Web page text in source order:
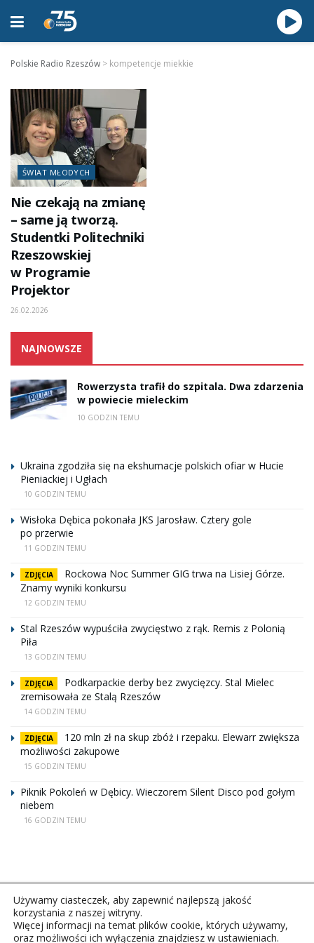
Polskie Radio Rzeszów > kompetencje miekkie
ŚWIAT MŁODYCH
Nie czekają na zmianę
– same ją tworzą.
Studentki Politechniki
Rzeszowskiej
w Programie
Projektor
26.02.2026
NAJNOWSZE
Rowerzysta trafił do szpitala. Dwa zdarzenia
w powiecie mieleckim
10 GODZIN TEMU
Ukraina zgodziła się na ekshumacje polskich ofiar w Hucie
Pieniackiej i Ugłach
10 GODZIN TEMU
Wisłoka Dębica pokonała JKS Jarosław. Cztery gole
po przerwie
11 GODZIN TEMU
ZDJĘCIA
Rockowa Noc Summer GIG trwa na Lisiej Górze.
Znamy wyniki konkursu
12 GODZIN TEMU
Stal Rzeszów wypuściła zwycięstwo z rąk. Remis z Polonią
Piła
13 GODZIN TEMU
ZDJĘCIA
Podkarpackie derby bez zwycięzcy. Stal Mielec
zremisowała ze Stalą Rzeszów
14 GODZIN TEMU
ZDJĘCIA
120 mln zł na skup zbóż i rzepaku. Elewarr zwiększa
możliwości zakupowe
15 GODZIN TEMU
Piknik Pokoleń w Dębicy. Wieczorem Silent Disco pod gołym
niebem
16 GODZIN TEMU
Używamy ciasteczek, aby zapewnić najlepszą jakość
korzystania z naszej witryny.
Więcej informacji na temat plików cookie, których używamy,
oraz możliwości ich wyłączenia znajdziesz w ustawieniach.